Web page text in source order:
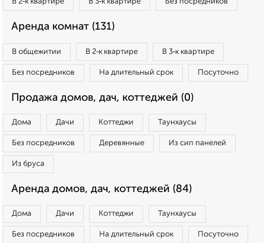
Аренда комнат (131)
В общежитии В 2‑к квартире В 3‑к квартире
Без посредников На длительный срок Посуточно
Продажа домов, дач, коттеджей (0)
Дома Дачи Коттеджи Таунхаусы
Без посредников Деревянные Из сип панелей
Из бруса
Аренда домов, дач, коттеджей (84)
Дома Дачи Коттеджи Таунхаусы
Без посредников На длительный срок Посуточно